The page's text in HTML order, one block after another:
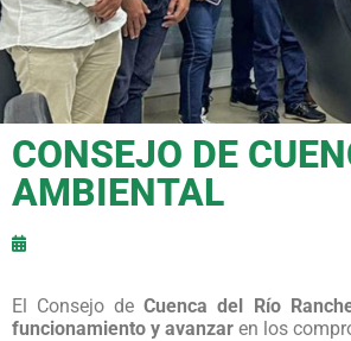
CONSEJO DE
AMBIENTAL
El Consejo deCuenca del Río
funcionamiento y avanzar en los